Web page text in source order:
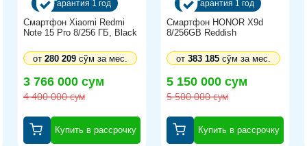
Гарантия 1 год
Смартфон Xiaomi Redmi
Note 15 Pro 8/256 ГБ, Black
3 766 000 сум
4 400 000 сум
от 280 209сўм за мес.
Купить в рассрочку
Гарантия 1 год
Смартфон HONOR X9d
8/256GB Reddish
5 150 000 сум
5 500 000 сум
от 383 185сўм за мес.
Купить в рассрочку